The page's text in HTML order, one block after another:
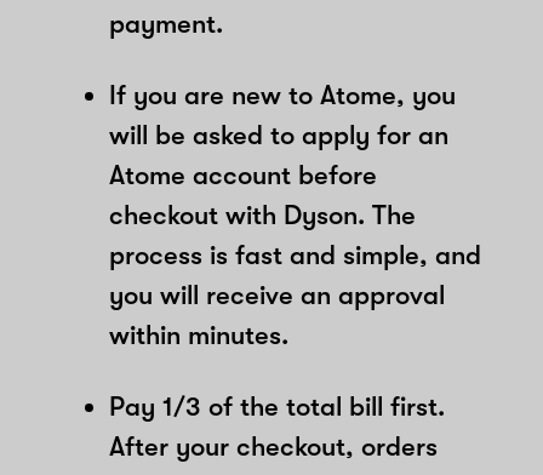
payment.
If you are new to Atome, you
will be asked to apply for an
Atome account before
checkout with Dyson. The
process is fast and simple, and
you will receive an approval
within minutes.
Pay 1/3 of the total bill first.
After your checkout, orders